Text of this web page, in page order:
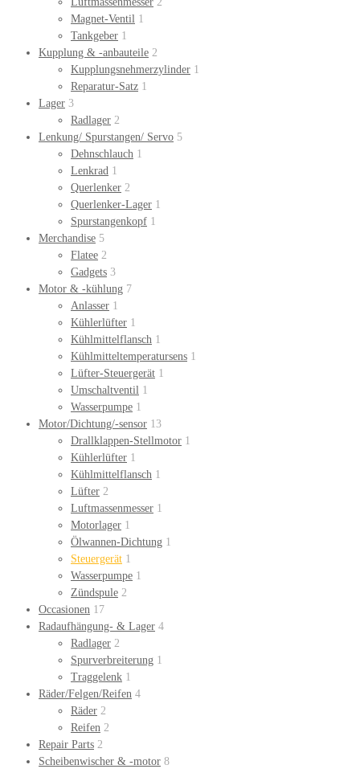
Magnet-Ventil 1
Tankgeber 1
Kupplung & -anbauteile 2
Kupplungsnehmerzylinder 1
Reparatur-Satz 1
Lager 3
Radlager 2
Lenkung/ Spurstangen/ Servo 5
Dehnschlauch 1
Lenkrad 1
Querlenker 2
Querlenker-Lager 1
Spurstangenkopf 1
Merchandise 5
Flatee 2
Gadgets 3
Motor & -kühlung 7
Anlasser 1
Kühlerlüfter 1
Kühlmittelflansch 1
Kühlmitteltemperatursens 1
Lüfter-Steuergerät 1
Umschaltventil 1
Wasserpumpe 1
Motor/Dichtung/-sensor 13
Drallklappen-Stellmotor 1
Kühlerlüfter 1
Kühlmittelflansch 1
Lüfter 2
Luftmassenmesser 1
Motorlager 1
Ölwannen-Dichtung 1
Steuergerät 1
Wasserpumpe 1
Zündspule 2
Occasionen 17
Radaufhängung- & Lager 4
Radlager 2
Spurverbreiterung 1
Traggelenk 1
Räder/Felgen/Reifen 4
Räder 2
Reifen 2
Repair Parts 2
Scheibenwischer & -motor 8